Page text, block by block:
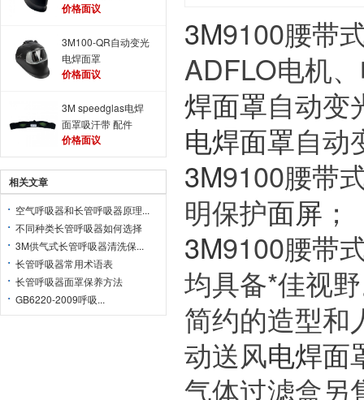
价格面议
3M100-QR自动变光
电焊面罩
价格面议
3M speedglas电焊
面罩吸汗带 配件
价格面议
相关文章
空气呼吸器和长管呼吸器原理...
不同种类长管呼吸器如何选择
3M供气式长管呼吸器清洗保...
长管呼吸器常用术语表
长管呼吸器面罩保养方法
GB6220-2009呼吸...
3M9100腰带
ADFLO电机
焊面罩自动变
电焊面罩自动
3M9100腰带
明保护面屏 ；
3M9100腰带
均具备*佳视
简约的造型和
动送风电焊面
气体过滤盒另